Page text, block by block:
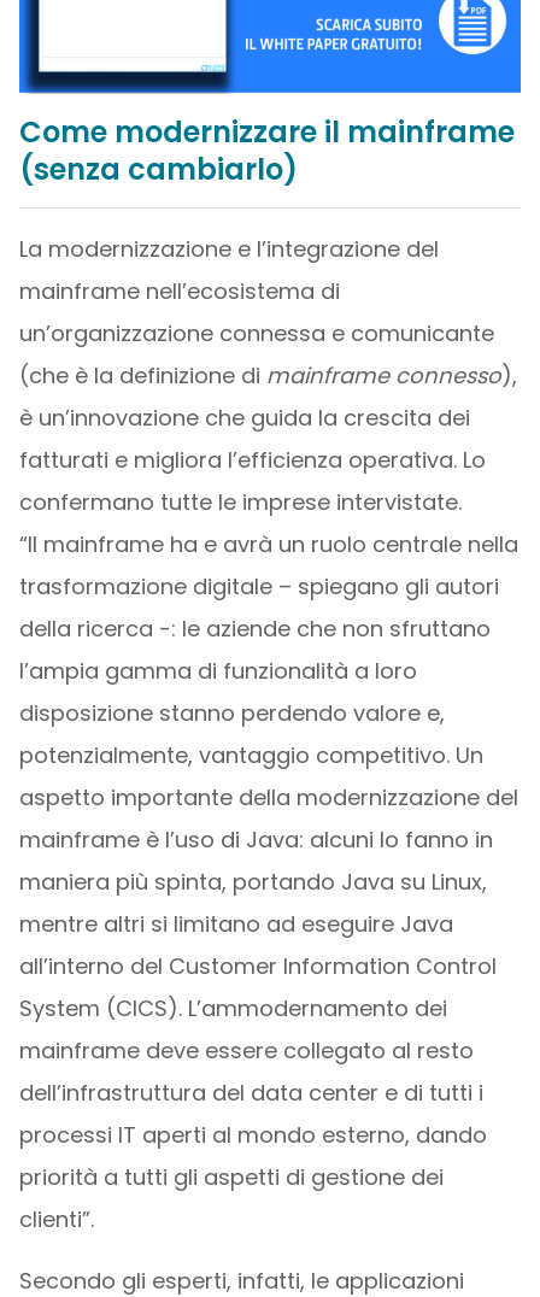
Come modernizzare il mainframe
(senza cambiarlo)
La modernizzazione e l’integrazione del
mainframe nell’ecosistema di
un’organizzazione connessa e comunicante
(che è la definizione di mainframe connesso),
è un’innovazione che guida la crescita dei
fatturati e migliora l’efficienza operativa. Lo
confermano tutte le imprese intervistate.
“Il mainframe ha e avrà un ruolo centrale nella
trasformazione digitale – spiegano gli autori
della ricerca -: le aziende che non sfruttano
l’ampia gamma di funzionalità a loro
disposizione stanno perdendo valore e,
potenzialmente, vantaggio competitivo. Un
aspetto importante della modernizzazione del
mainframe è l’uso di Java: alcuni lo fanno in
maniera più spinta, portando Java su Linux,
mentre altri si limitano ad eseguire Java
all’interno del Customer Information Control
System (CICS). L’ammodernamento dei
mainframe deve essere collegato al resto
dell’infrastruttura del data center e di tutti i
processi IT aperti al mondo esterno, dando
priorità a tutti gli aspetti di gestione dei
clienti”.
Secondo gli esperti, infatti, le applicazioni